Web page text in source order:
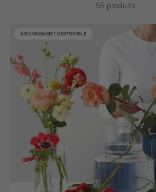
55 produits
ABONNEMENT DISPONIBLE
ABONNEMENT DISPONIBLE